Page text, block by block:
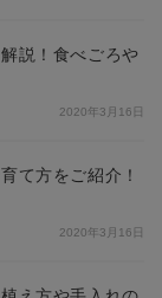
説！食べごろや
2020年3月16日
て方をご紹介！
2020年3月16日